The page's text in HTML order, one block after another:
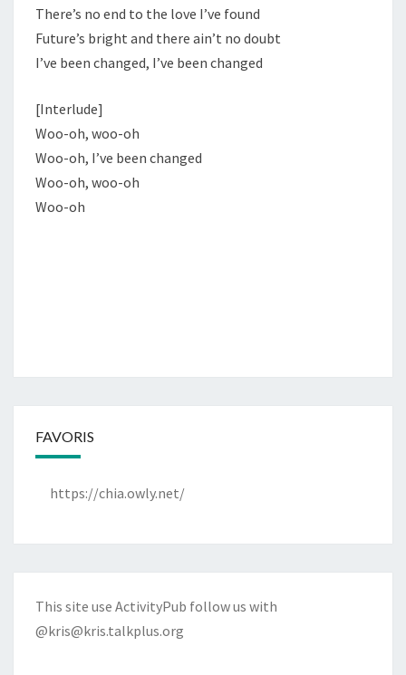
There’s no end to the love I’ve found
Future’s bright and there ain’t no doubt
I’ve been changed, I’ve been changed
[Interlude]
Woo-oh, woo-oh
Woo-oh, I’ve been changed
Woo-oh, woo-oh
Woo-oh
FAVORIS
https://chia.owly.net/
This site use ActivityPub follow us with
@kris@kris.talkplus.org